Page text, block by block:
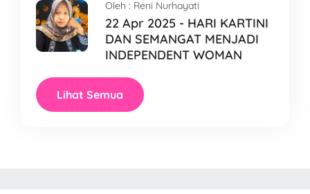
Oleh : Reni Nurhayati
22 Apr 2025 - HARI KARTINI
DAN SEMANGAT MENJADI
INDEPENDENT WOMAN
Lihat Semua